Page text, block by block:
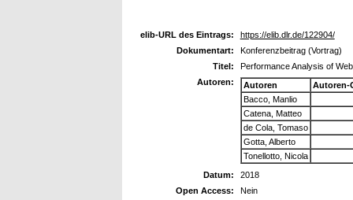
elib-URL des Eintrags:
https://elib.dlr.de/122904/
Dokumentart:
Konferenzbeitrag (Vortrag)
Titel:
Performance Analysis of
Autoren:
Autoren
Autoren-
Bacco, Manlio
Catena, Matteo
de Cola, Tomaso
Gotta, Alberto
Tonellotto, Nicola
Datum:
2018
Open Access:
Nein